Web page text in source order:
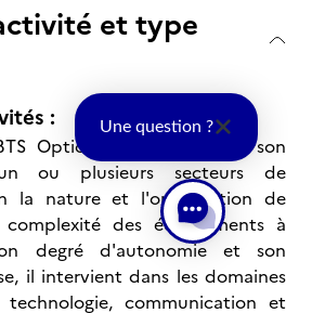
et type
:
Opticien-lunetier exerce son
ou plusieurs secteurs de
la nature et l'organisation de
des équipements à
degré d'autonomie et son
il intervient dans les domaines
communication et
Une question ?